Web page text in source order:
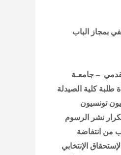
بمجاز الباب
– جامعـة
طلبة كلية الصيدلة
تونسيون
نشر الرسوم
من انتفاضة
الإنتخابي